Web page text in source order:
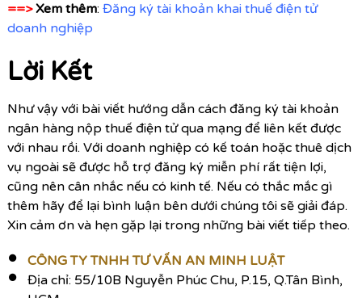
==> Xem thêm: Đăng ký tài khoản khai thuế điện tử
doanh nghiệp
Lời Kết
Như vậy với bài viết hướng dẫn cách đăng ký tài khoản
ngân hàng nộp thuế điện tử qua mạng để liên kết được
với nhau rồi. Với doanh nghiệp có kế toán hoặc thuê dịch
vụ ngoài sẽ được hỗ trợ đăng ký miễn phí rất tiện lợi,
cũng nên cân nhắc nếu có kinh tế. Nếu có thắc mắc gì
thêm hãy để lại bình luận bên dưới chúng tôi sẽ giải đáp.
Xin cảm ơn và hẹn gặp lại trong những bài viết tiếp theo.
CÔNG TY TNHH TƯ VẤN AN MINH LUẬT
Địa chỉ: 55/10B Nguyễn Phúc Chu, P.15, Q.Tân Bình,